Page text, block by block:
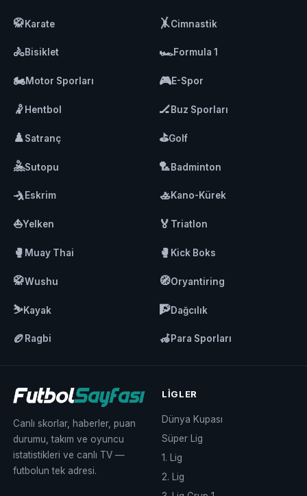
🥋Karate 🤸Cimnastik
🚴Bisiklet 🏎️Formula 1
🏍️Motor Sporları 🎮E-Spor
🤾 Hentbol 🏒Buz Sporları
♟️Satranç ⛳Golf
🤽Sutopu 🏸Badminton
🤺Eskrim 🚣Kano-Kürek
⛵Yelken 🏅 Triatlon
🥊 Muay Thai 🥊 Kick Boks
🥋Wushu 🧭Oryantiring
⛷️Kayak 🧗Dağcılık
🏉 Ragbi 🦽Para Sporları
Canlı skorlar, haberler, puan
durumu, takım ve oyuncu
istatistikleri ve canlı TV —
futbolun tek adresi.
LIGLER
Dünya Kupası
Süper Lig
1. Lig
2. Lig